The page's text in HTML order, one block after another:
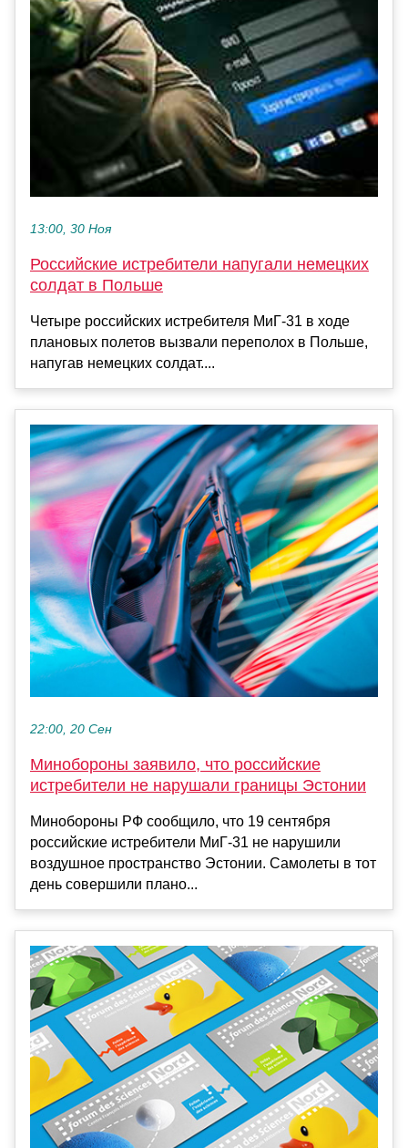
13:00, 30 Ноя
Российские истребители напугали немецких
солдат в Польше
Четыре российских истребителя МиГ-31 в ходе
плановых полетов вызвали переполох в Польше,
напугав немецких солдат....
22:00, 20 Сен
Минобороны заявило, что российские
истребители не нарушали границы Эстонии
Минобороны РФ сообщило, что 19 сентября
российские истребители МиГ-31 не нарушили
воздушное пространство Эстонии. Самолеты в тот
день совершили плано...